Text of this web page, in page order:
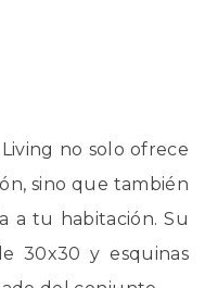
no solo ofrece
sino que también
a tu habitación. Su
30x30 y esquinas